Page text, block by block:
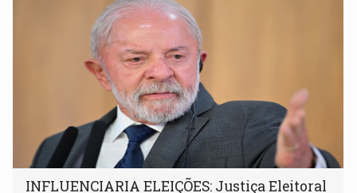
Brasil por Rondônia
INFLUENCIARIA ELEIÇÕES: Justiça Eleitoral